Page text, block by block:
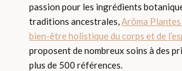
passion pour les ingrédients
traditions ancestrales,Arôma
bien-être holistique du corps et de
proposent de nombreux soins à des
plus de 500 références.